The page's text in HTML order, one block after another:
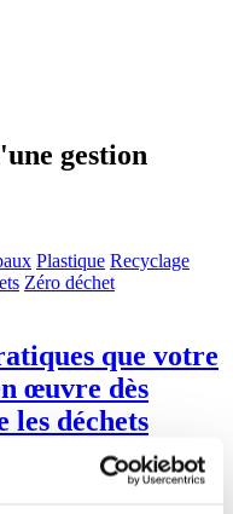
gestion
Plastique Recyclage
Zéro déchet
que votre
œuvre dès
déchets
offre des avantages